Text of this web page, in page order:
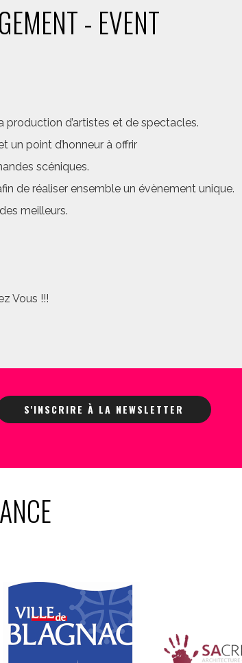
- EVENT
d’artistes et de spectacles.
un point d’honneur à offrir
scéniques.
de réaliser ensemble un évènement unique.
meilleurs.
Vous !!!
S'INSCRIRE À LA NEWSLETTER